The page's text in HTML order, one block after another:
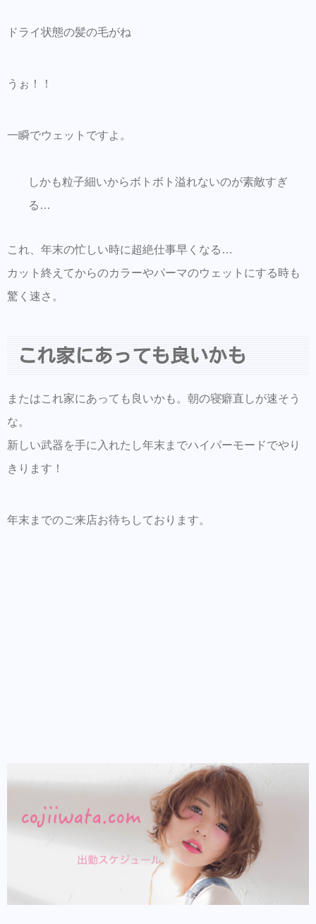
ドライ状態の髪の毛がね
うぉ！！
一瞬でウェットですよ。
しかも粒子細いからボトボト溢れないのが素敵すぎ
る…
これ、年末の忙しい時に超絶仕事早くなる…
カット終えてからのカラーやパーマのウェットにする時も
驚く速さ。
これ家にあっても良いかも
またはこれ家にあっても良いかも。朝の寝癖直しが速そう
な。
新しい武器を手に入れたし年末までハイパーモードでやり
きります！
年末までのご来店お待ちしております。